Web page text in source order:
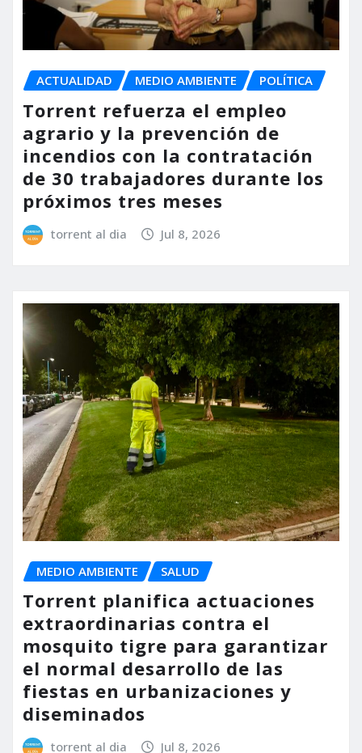
ACTUALIDAD MEDIO AMBIENTE POLÍTICA
Torrent refuerza el empleo
agrario y la prevención de
incendios con la contratación
de 30 trabajadores durante los
próximos tres meses
torrent al dia Jul 8, 2026
MEDIO AMBIENTE SALUD
Torrent planifica actuaciones
extraordinarias contra el
mosquito tigre para garantizar
el normal desarrollo de las
fiestas en urbanizaciones y
diseminados
torrent al dia Jul 8, 2026